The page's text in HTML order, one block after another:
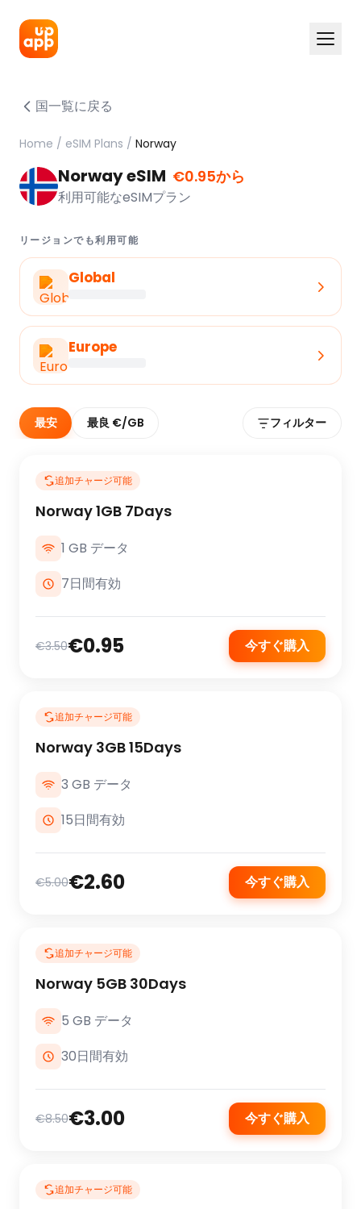
国一覧に戻る
Home / eSIM Plans / Norway
Norway eSIM €0.95から
利用可能なeSIMプラン
リージョンでも利用可能
Global
Europe
最安 最良 €/GB フィルター
追加チャージ可能
Norway 1GB 7Days
1 GB データ
7日間有効
€3.50€0.95 今すぐ購入
追加チャージ可能
Norway 3GB 15Days
3 GB データ
15日間有効
€5.00€2.60 今すぐ購入
追加チャージ可能
Norway 5GB 30Days
5 GB データ
30日間有効
€8.50€3.00 今すぐ購入
追加チャージ可能